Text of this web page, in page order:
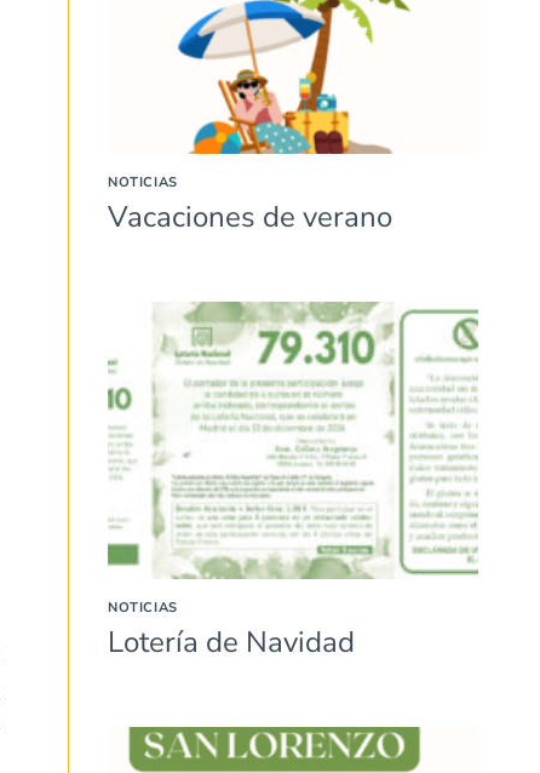
NOTICIAS
Vacaciones de verano
NOTICIAS
Lotería de Navidad